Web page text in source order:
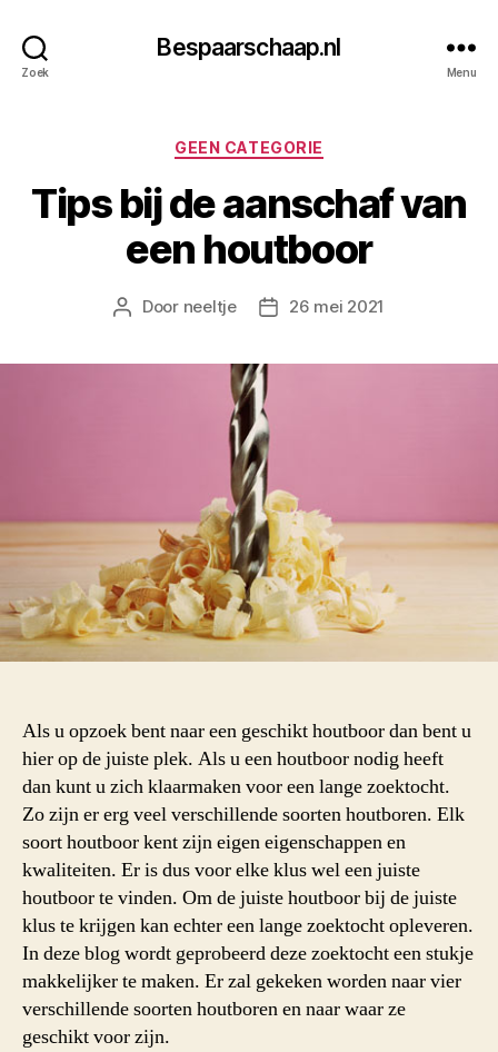
Zoek
Bespaarschaap.nl
Menu
Categorieën
GEEN CATEGORIE
Tips bij de aanschaf van
een houtboor
Berichtauteur
Door neeltje Berichtdatum
26 mei 2021
Als u opzoek bent naar een geschikt houtboor dan bent u
hier op de juiste plek. Als u een houtboor nodig heeft
dan kunt u zich klaarmaken voor een lange zoektocht.
Zo zijn er erg veel verschillende soorten houtboren. Elk
soort houtboor kent zijn eigen eigenschappen en
kwaliteiten. Er is dus voor elke klus wel een juiste
houtboor te vinden. Om de juiste houtboor bij de juiste
klus te krijgen kan echter een lange zoektocht opleveren.
In deze blog wordt geprobeerd deze zoektocht een stukje
makkelijker te maken. Er zal gekeken worden naar vier
verschillende soorten houtboren en naar waar ze
geschikt voor zijn.